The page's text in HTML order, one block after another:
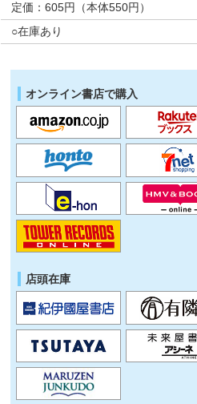
定価：605円（本体550円）
○在庫あり
オンライン書店で購入
店頭在庫